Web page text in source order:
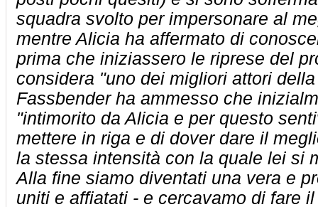
squadra svolto per impersonare al
mentre Alicia ha affermato di
prima che iniziassero le riprese del
considera "uno dei migliori attori
Fassbender ha ammesso che
"intimorito da Alicia e per questo
mettere in riga e di dover dare il
la stessa intensità con la quale lei si
Alla fine siamo diventati una vera e
uniti e affiatati - e cercavamo di fare